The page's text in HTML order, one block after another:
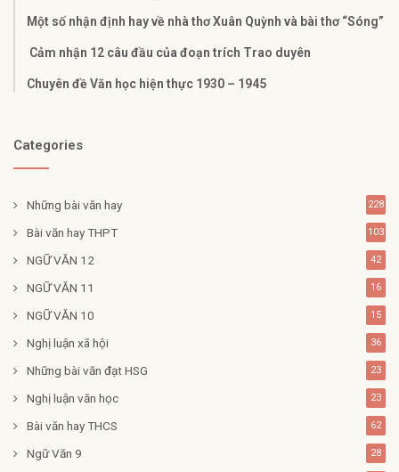
Một số nhận định hay về nhà thơ Xuân Quỳnh và bài thơ “Sóng”
Cảm nhận 12 câu đầu của đoạn trích Trao duyên
Chuyên đề Văn học hiện thực 1930 – 1945
Categories
Những bài văn hay 228
Bài văn hay THPT 103
NGỮ VĂN 12 42
NGỮ VĂN 11 16
NGỮ VĂN 10 15
Nghị luận xã hội 36
Những bài văn đạt HSG 23
Nghị luận văn học 23
Bài văn hay THCS 62
Ngữ Văn 9 28